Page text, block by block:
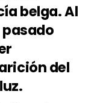
belga. Al
del